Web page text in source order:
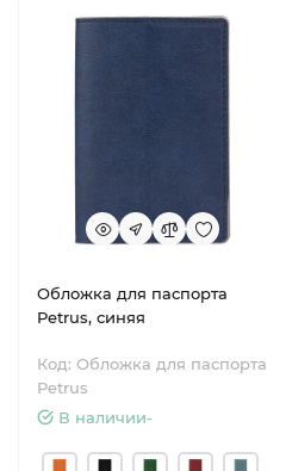
Обложка для паспорта
Petrus, синяя
Код: Обложка для паспорта
Petrus
В наличии-